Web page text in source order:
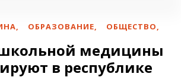
, ОБРАЗОВАНИЕ, ОБЩЕСТВО,
медицины
в республике